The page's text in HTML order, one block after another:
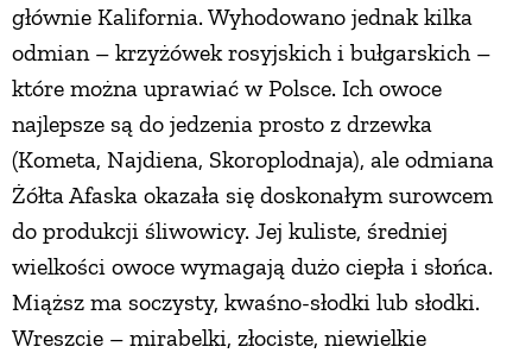
głównie Kalifornia. Wyhodowano jednak kilka
odmian – krzyżówek rosyjskich i bułgarskich –
które można uprawiać w Polsce. Ich owoce
najlepsze są do jedzenia prosto z drzewka
(Kometa, Najdiena, Skoroplodnaja), ale odmiana
Żółta Afaska okazała się doskonałym surowcem
do produkcji śliwowicy. Jej kuliste, średniej
wielkości owoce wymagają dużo ciepła i słońca.
Miąższ ma soczysty, kwaśno-słodki lub słodki.
Wreszcie – mirabelki, złociste, niewielkie